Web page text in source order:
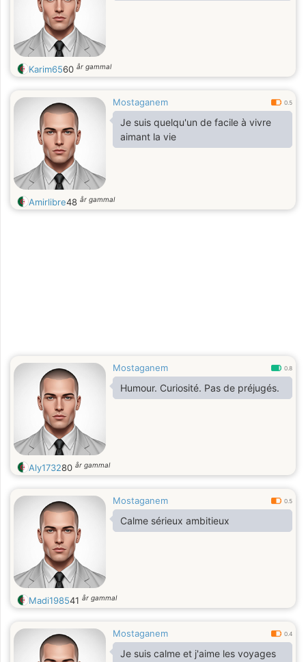
Karim6560 år gammal
Mostaganem 0.5
Je suis quelqu'un de facile à vivre
aimant la vie
Amirlibre48 år gammal
Mostaganem 0.8
Humour. Curiosité. Pas de préjugés.
Aly173280 år gammal
Mostaganem 0.5
Calme sérieux ambitieux
Madi198541 år gammal
Mostaganem 0.4
Je suis calme et j'aime les voyages